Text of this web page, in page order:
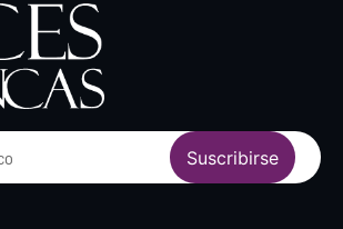
Suscribirse